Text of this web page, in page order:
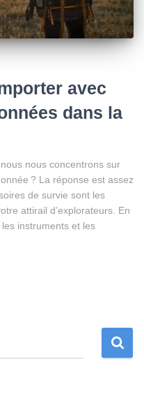
avec
dans la
nous concentrons sur
? La réponse est assez
de survie sont les
attirail d’explorateurs. En
instruments et les